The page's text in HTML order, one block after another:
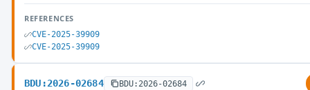
REFERENCES
CVE-2025-39909
CVE-2025-39909
BDU:2026-02684 BDU:2026-02684